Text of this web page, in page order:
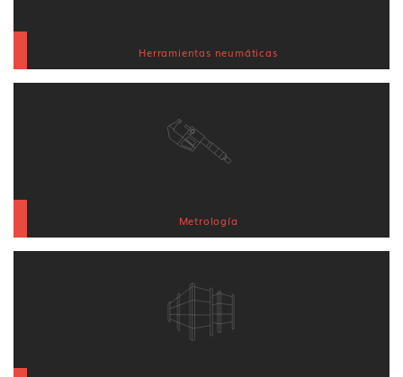
Herramientas neumáticas
Metrología